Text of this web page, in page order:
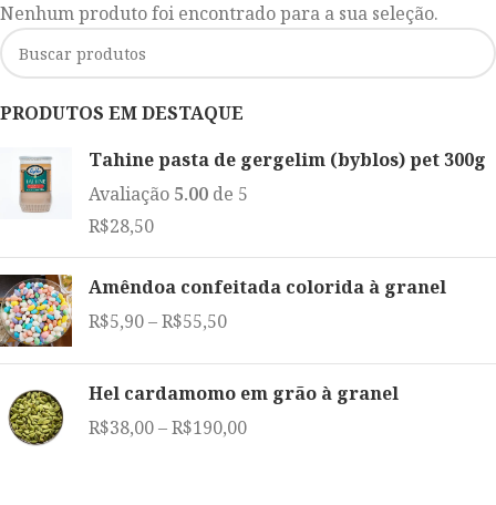
Nenhum produto foi encontrado para a sua seleção.
PRODUTOS EM DESTAQUE
Tahine pasta de gergelim (byblos) pet 300g
Avaliação 5.00 de 5
R$28,50
Amêndoa confeitada colorida à granel
R$5,90–R$55,50
Hel cardamomo em grão à granel
R$38,00–R$190,00